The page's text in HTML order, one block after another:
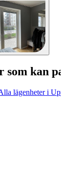
som kan
lägenheter i